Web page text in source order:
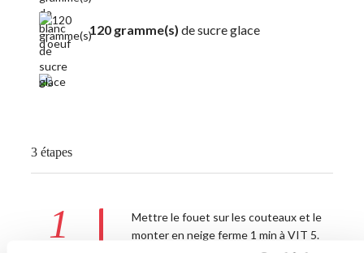
120 gramme(s) de sucre glace
3 étapes
1
Mettre le fouet sur les couteaux et le
monter en neige ferme 1 min à VIT 5.